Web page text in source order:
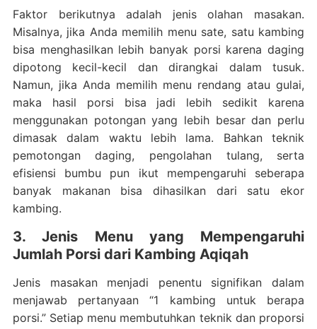
Faktor berikutnya adalah jenis olahan masakan.
Misalnya, jika Anda memilih menu sate, satu kambing
bisa menghasilkan lebih banyak porsi karena daging
dipotong kecil-kecil dan dirangkai dalam tusuk.
Namun, jika Anda memilih menu rendang atau gulai,
maka hasil porsi bisa jadi lebih sedikit karena
menggunakan potongan yang lebih besar dan perlu
dimasak dalam waktu lebih lama. Bahkan teknik
pemotongan daging, pengolahan tulang, serta
efisiensi bumbu pun ikut mempengaruhi seberapa
banyak makanan bisa dihasilkan dari satu ekor
kambing.
3. Jenis Menu yang Mempengaruhi
Jumlah Porsi dari Kambing Aqiqah
Jenis masakan menjadi penentu signifikan dalam
menjawab pertanyaan “1 kambing untuk berapa
porsi.” Setiap menu membutuhkan teknik dan proporsi